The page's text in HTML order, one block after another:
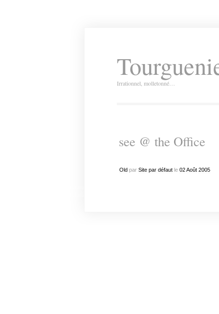
Irrationnel, molletonné…
see @ the Office
Oldpar Site par défautle 02 Août 2005